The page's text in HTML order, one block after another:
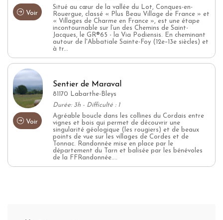
Voir
Situé au cœur de la vallée du Lot, Conques-en-
Rouergue, classé « Plus Beau Village de France » et
« Villages de Charme en France », est une étape
incontournable sur l’un des Chemins de Saint-
Jacques, le GR®65 - la Via Podiensis. En cheminant
autour de l'Abbatiale Sainte-Foy (12e–13e siècles) et
à tr...
Voir
Sentier de Maraval
81170 Labarthe-Bleys
Durée: 3h - Difficulté : 1
Agréable boucle dans les collines du Cordais entre
vignes et bois qui permet de découvrir une
singularité géologique (les rougiers) et de beaux
points de vue sur les villages de Cordes et de
Tonnac. Randonnée mise en place par le
département du Tarn et balisée par les bénévoles
de la FFRandonnée....